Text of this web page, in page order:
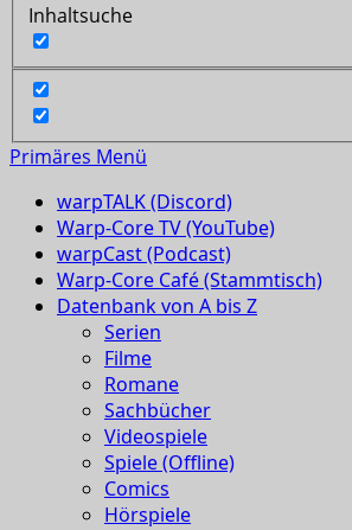
Inhaltsuche
Primäres Menü
warpTALK (Discord)
Warp-Core TV (YouTube)
warpCast (Podcast)
Warp-Core Café (Stammtisch)
Datenbank von A bis Z
Serien
Filme
Romane
Sachbücher
Videospiele
Spiele (Offline)
Comics
Hörspiele